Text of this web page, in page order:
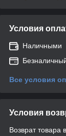
Условия
Наличными
Все условия
Условия
Возврат товара